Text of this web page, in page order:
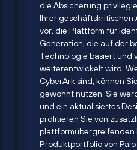
die Absicherung
Ihrer geschäftskritischen
vor, die Plattform für
Generation, die auf der
Technologie basiert und
weiterentwickelt wird.
CyberArk sind, können
gewohnt nutzen. Sie
und ein aktualisiertes
profitieren Sie von
plattformübergreifenden
Produktportfolio von